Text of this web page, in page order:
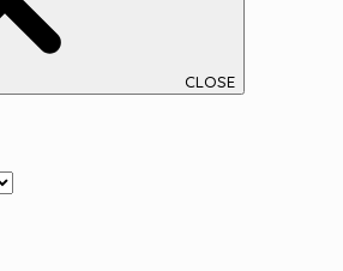
CLOSE